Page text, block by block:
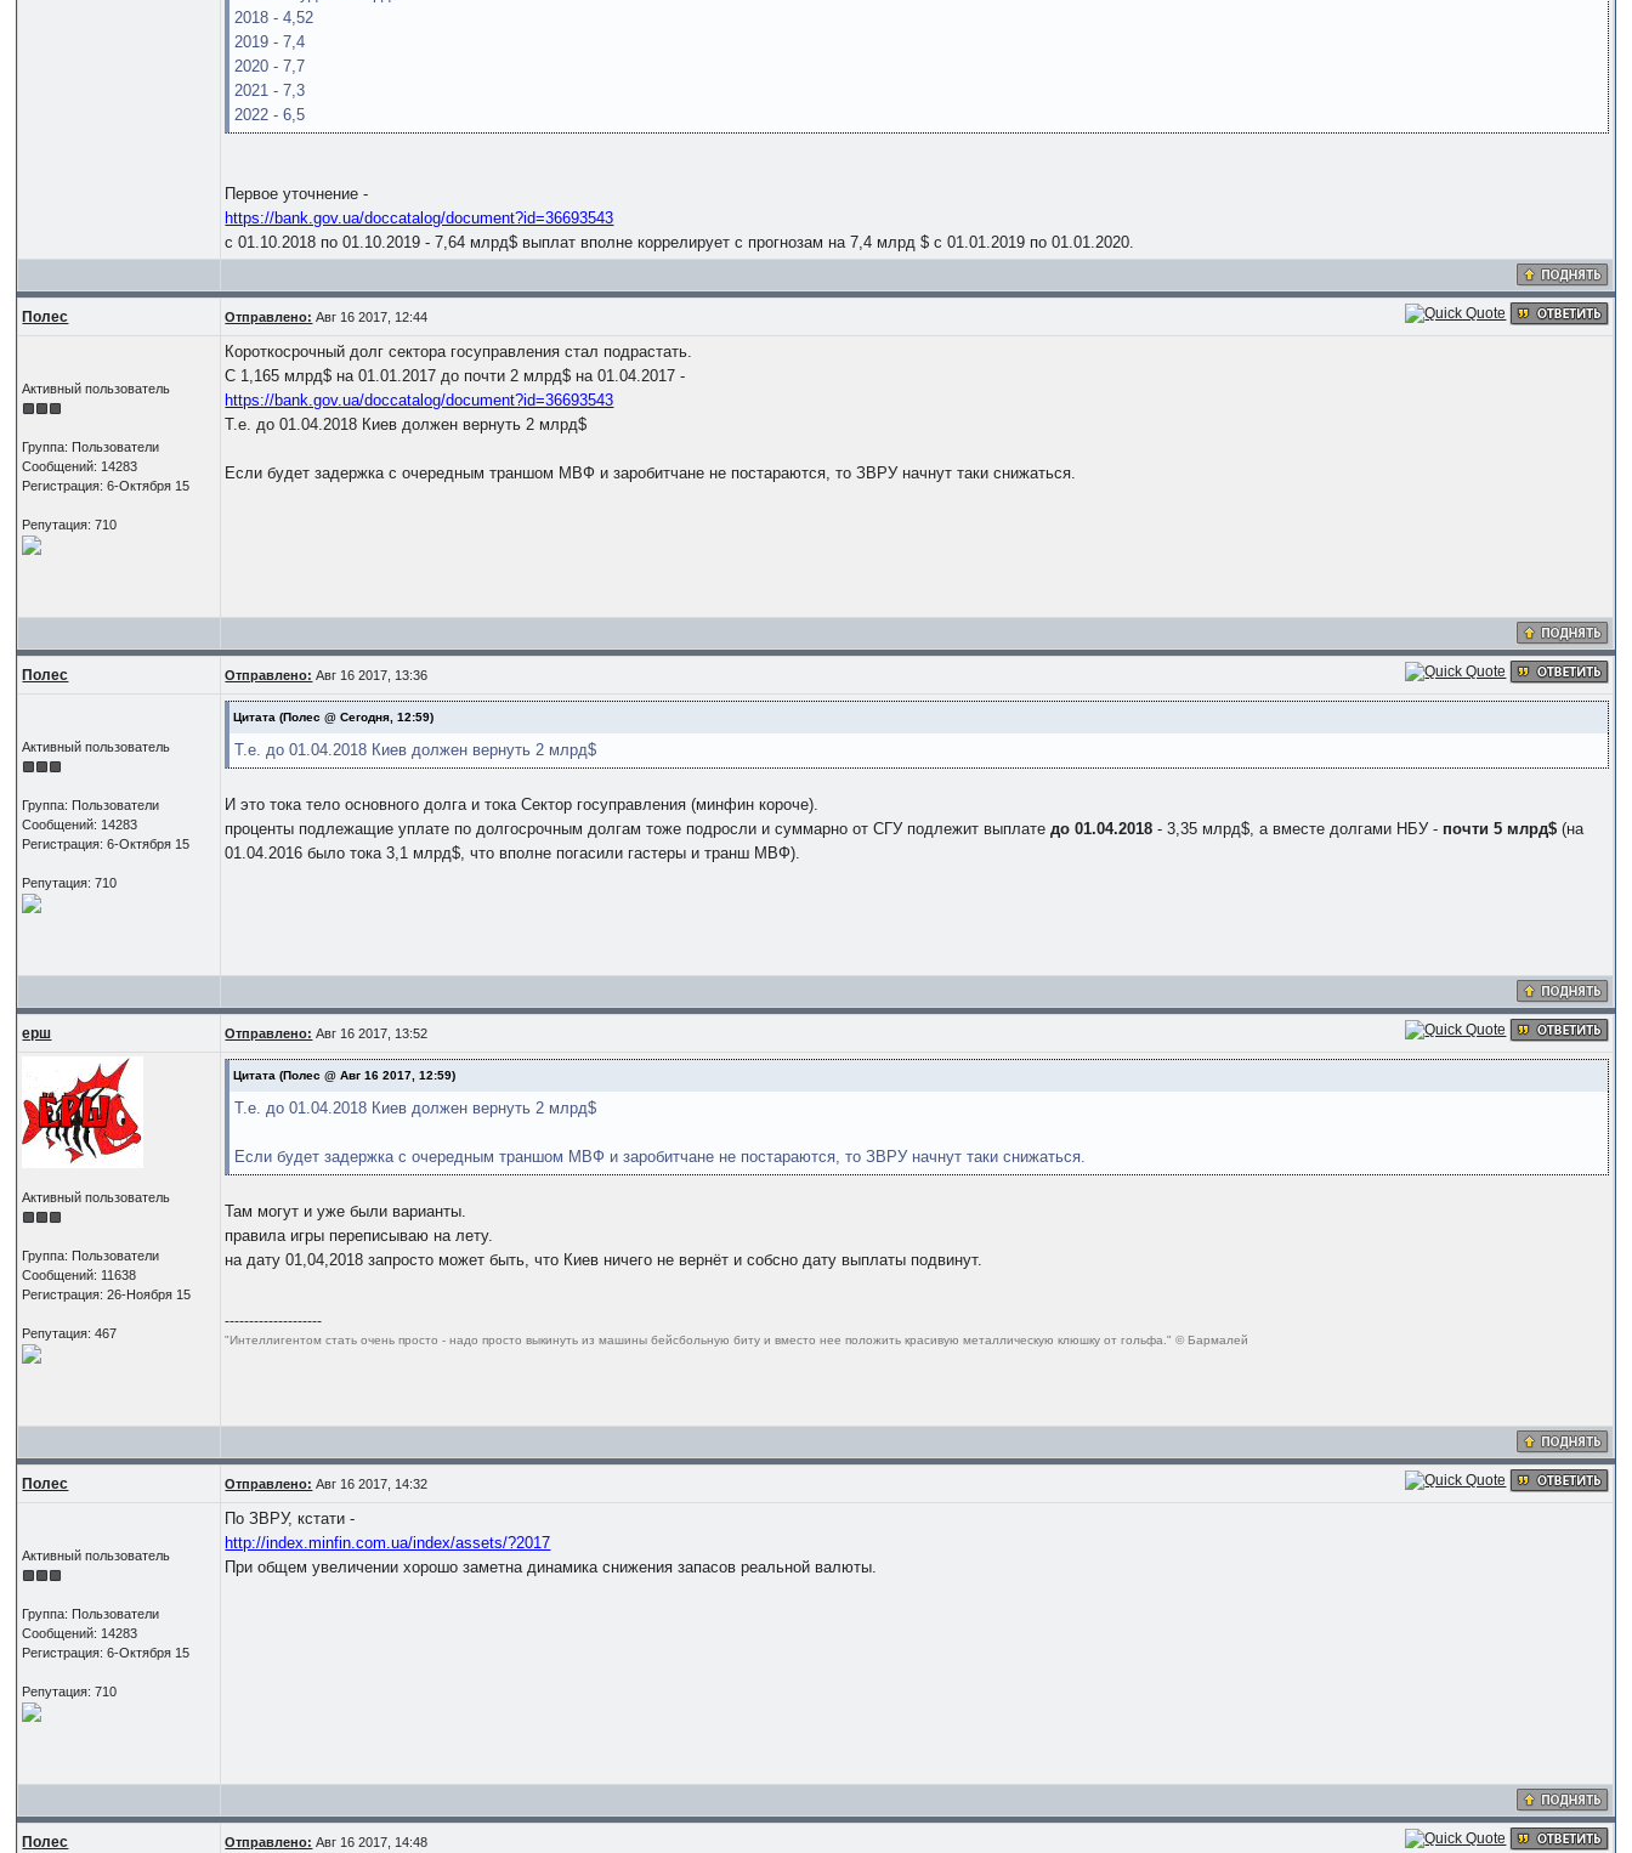
2018 - 4,52
2019 - 7,4
2020 - 7,7
2021 - 7,3
2022 - 6,5
Первое уточнение -
https://bank.gov.ua/doccatalog/document?id=36693543
с 01.10.2018 по 01.10.2019 - 7,64 млрд$ выплат вполне коррелирует с прогнозам на 7,4 млрд $ с 01.01.2019 по 01.01.2020.
Полес Отправлено: Авг 16 2017, 12:44
Активный пользователь
Группа: Пользователи
Сообщений: 14283
Регистрация: 6-Октября 15
Репутация: 710
Короткосрочный долг сектора госуправления стал подрастать.
С 1,165 млрд$ на 01.01.2017 до почти 2 млрд$ на 01.04.2017 -
https://bank.gov.ua/doccatalog/document?id=36693543
Т.е. до 01.04.2018 Киев должен вернуть 2 млрд$
Если будет задержка с очередным траншом МВФ и заробитчане не постараются, то ЗВРУ начнут таки снижаться.
Полес Отправлено: Авг 16 2017, 13:36
Активный пользователь
Группа: Пользователи
Сообщений: 14283
Регистрация: 6-Октября 15
Репутация: 710
Цитата (Полес @ Сегодня, 12:59)
Т.е. до 01.04.2018 Киев должен вернуть 2 млрд$
И это тока тело основного долга и тока Сектор госуправления (минфин короче).
проценты подлежащие уплате по долгосрочным долгам тоже подросли и суммарно от СГУ подлежит выплатедо 01.04.2018 - 3,35 млрд$, а вместе долгами НБУ - почти 5 млрд$ (на
01.04.2016 было тока 3,1 млрд$, что вполне погасили гастеры и транш МВФ).
ерш Отправлено: Авг 16 2017, 13:52
Активный пользователь
Группа: Пользователи
Сообщений: 11638
Регистрация: 26-Ноября 15
Репутация: 467
Цитата (Полес @ Авг 16 2017, 12:59)
Т.е. до 01.04.2018 Киев должен вернуть 2 млрд$
Если будет задержка с очередным траншом МВФ и заробитчане не постараются, то ЗВРУ начнут таки снижаться.
Там могут и уже были варианты.
правила игры переписываю на лету.
на дату 01,04,2018 запросто может быть, что Киев ничего не вернёт и собсно дату выплаты подвинут.
--------------------
"Интеллигентом стать очень просто - надо просто выкинуть из машины бейсбольную биту и вместо нее положить красивую металлическую клюшку от гольфа." © Бармалей
Полес Отправлено: Авг 16 2017, 14:32
Активный пользователь
Группа: Пользователи
Сообщений: 14283
Регистрация: 6-Октября 15
Репутация: 710
По ЗВРУ, кстати -
http://index.minfin.com.ua/index/assets/?2017
При общем увеличении хорошо заметна динамика снижения запасов реальной валюты.
Полес Отправлено: Авг 16 2017, 14:48